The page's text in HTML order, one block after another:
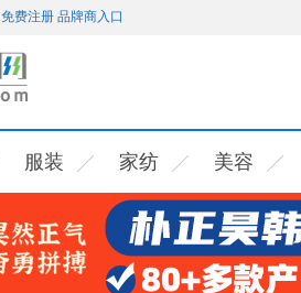
免费注册品牌商入口
服装 家纺 美容